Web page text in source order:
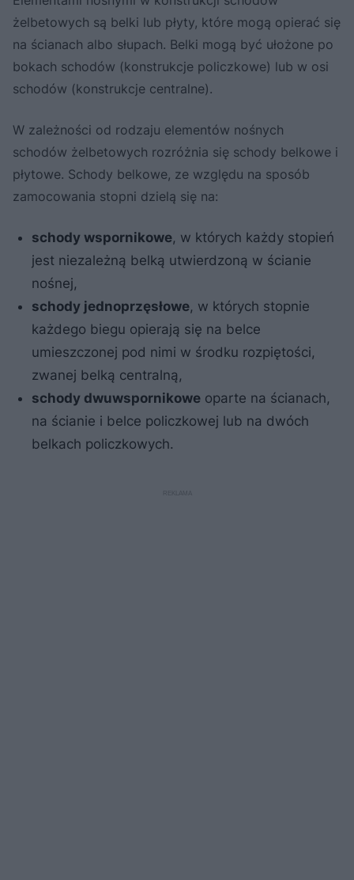
żelbetowych są belki lub płyty, które mogą opierać się
na ścianach albo słupach. Belki mogą być ułożone po
bokach schodów (konstrukcje policzkowe) lub w osi
schodów (konstrukcje centralne).
W zależności od rodzaju elementów nośnych
schodów żelbetowych rozróżnia się schody belkowe i
płytowe. Schody belkowe, ze względu na sposób
zamocowania stopni dzielą się na:
schody wspornikowe, w których każdy stopień
jest niezależną belką utwierdzoną w ścianie
nośnej,
schody jednoprzęsłowe, w których stopnie
każdego biegu opierają się na belce
umieszczonej pod nimi w środku rozpiętości,
zwanej belką centralną,
schody dwuwspornikowe oparte na ścianach,
na ścianie i belce policzkowej lub na dwóch
belkach policzkowych.